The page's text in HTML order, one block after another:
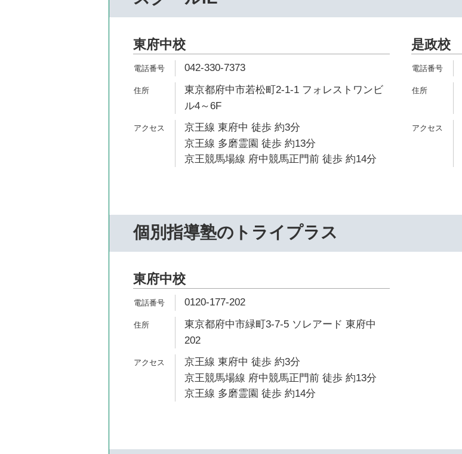
東府中校
042-330-7373
東京都府中市若松町2-1-1 フォレストワンビ
ル4～6F
京王線 東府中 徒歩 約3分
京王線 多磨霊園 徒歩 約13分
京王競馬場線 府中競馬正門前 徒歩 約14分
是政校
個別指導塾のトライプラス
東府中校
0120-177-202
東京都府中市緑町3-7-5 ソレアード 東府中
202
京王線 東府中 徒歩 約3分
京王競馬場線 府中競馬正門前 徒歩 約13分
京王線 多磨霊園 徒歩 約14分